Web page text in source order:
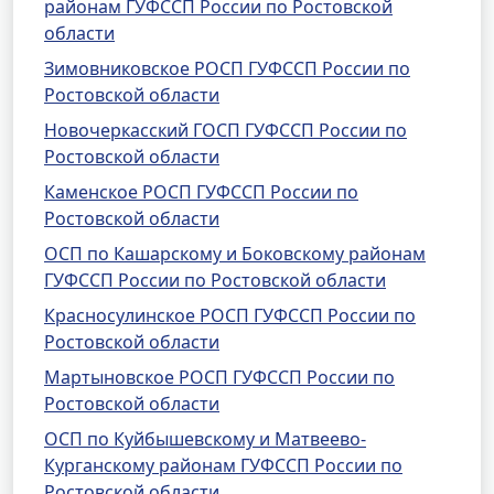
районам ГУФССП России по Ростовской
области
Зимовниковское РОСП ГУФССП России по
Ростовской области
Новочеркасский ГОСП ГУФССП России по
Ростовской области
Каменское РОСП ГУФССП России по
Ростовской области
ОСП по Кашарскому и Боковскому районам
ГУФССП России по Ростовской области
Красносулинское РОСП ГУФССП России по
Ростовской области
Мартыновское РОСП ГУФССП России по
Ростовской области
ОСП по Куйбышевскому и Матвеево-
Курганскому районам ГУФССП России по